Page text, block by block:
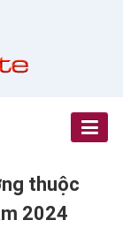
thuộc
2024